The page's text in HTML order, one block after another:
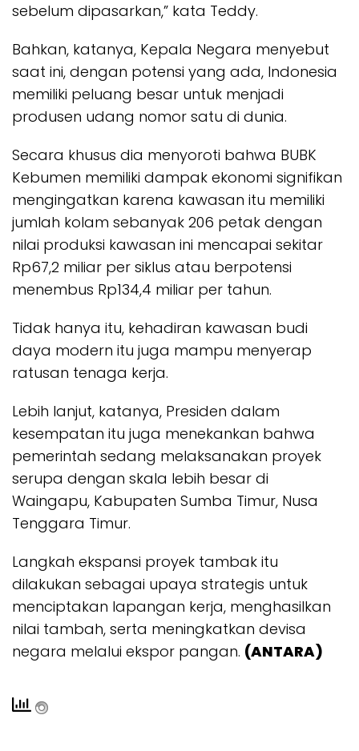
sebelum dipasarkan,” kata Teddy.
Bahkan, katanya, Kepala Negara menyebut
saat ini, dengan potensi yang ada, Indonesia
memiliki peluang besar untuk menjadi
produsen udang nomor satu di dunia.
Secara khusus dia menyoroti bahwa BUBK
Kebumen memiliki dampak ekonomi signifikan
mengingatkan karena kawasan itu memiliki
jumlah kolam sebanyak 206 petak dengan
nilai produksi kawasan ini mencapai sekitar
Rp67,2 miliar per siklus atau berpotensi
menembus Rp134,4 miliar per tahun.
Tidak hanya itu, kehadiran kawasan budi
daya modern itu juga mampu menyerap
ratusan tenaga kerja.
Lebih lanjut, katanya, Presiden dalam
kesempatan itu juga menekankan bahwa
pemerintah sedang melaksanakan proyek
serupa dengan skala lebih besar di
Waingapu, Kabupaten Sumba Timur, Nusa
Tenggara Timur.
Langkah ekspansi proyek tambak itu
dilakukan sebagai upaya strategis untuk
menciptakan lapangan kerja, menghasilkan
nilai tambah, serta meningkatkan devisa
negara melalui ekspor pangan. (ANTARA)